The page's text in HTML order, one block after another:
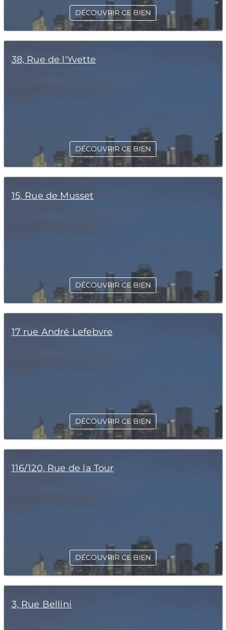
DÉCOUVRIR CE BIEN
38, Rue de l'Yvette
DÉCOUVRIR CE BIEN
15, Rue de Musset
DÉCOUVRIR CE BIEN
17 rue André Lefebvre
DÉCOUVRIR CE BIEN
116/120, Rue de la Tour
DÉCOUVRIR CE BIEN
3, Rue Bellini